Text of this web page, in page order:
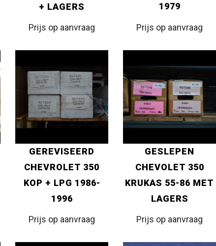
+ LAGERS
Prijs op aanvraag
1979
Prijs op aanvraag
GEREVISEERD
CHEVROLET 350
KOP + LPG 1986-
1996
Prijs op aanvraag
GESLEPEN
CHEVOLET 350
KRUKAS 55-86 MET
LAGERS
Prijs op aanvraag